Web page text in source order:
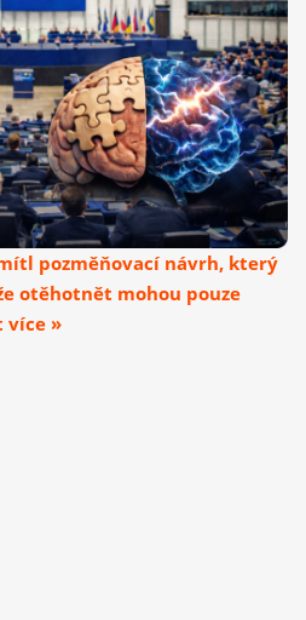
pozměňovací návrh, který
otěhotnět mohou pouze
více »